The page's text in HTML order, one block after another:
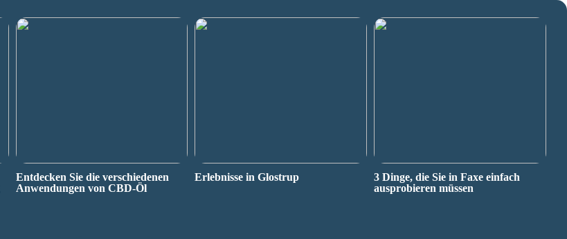
Entdecken Sie die verschiedenen
Anwendungen von CBD-Öl
Erlebnisse in Glostrup
3 Dinge, die Sie in Faxe einfach
ausprobieren müssen